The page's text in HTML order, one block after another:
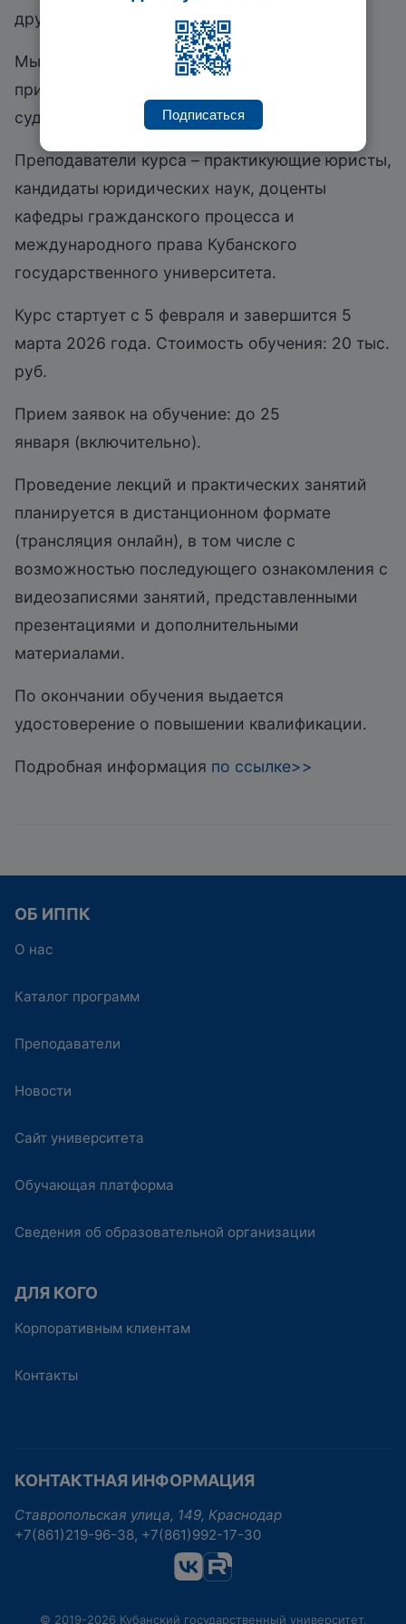
другие категории судебных дел.
Мы делаем акцент на практическое
применение знаний в современном
судопроизводстве.
Преподаватели курса – практикующие юристы,
кандидаты юридических наук, доценты
кафедры гражданского процесса и
международного права Кубанского
государственного университета.
Курс стартует с 5 февраля и завершится 5
марта 2026 года. Стоимость обучения: 20 тыс.
руб.
Прием заявок на обучение: до 25
января (включительно).
Проведение лекций и практических занятий
планируется в дистанционном формате
(трансляция онлайн), в том числе с
возможностью последующего ознакомления с
видеозаписями занятий, представленными
презентациями и дополнительными
материалами.
По окончании обучения выдается
удостоверение о повышении квалификации.
Подробная информация по ссылке>>
ОБ ИППК
О нас
Каталог программ
Преподаватели
Новости
Сайт университета
Обучающая платформа
Сведения об образовательной организации
ДЛЯ КОГО
Корпоративным клиентам
Контакты
КОНТАКТНАЯ ИНФОРМАЦИЯ
Ставропольская улица, 149, Краснодар
+7(861)219-96-38, +7(861)992-17-30
© 2019-2026 Кубанский государственный университет,
Подписаться